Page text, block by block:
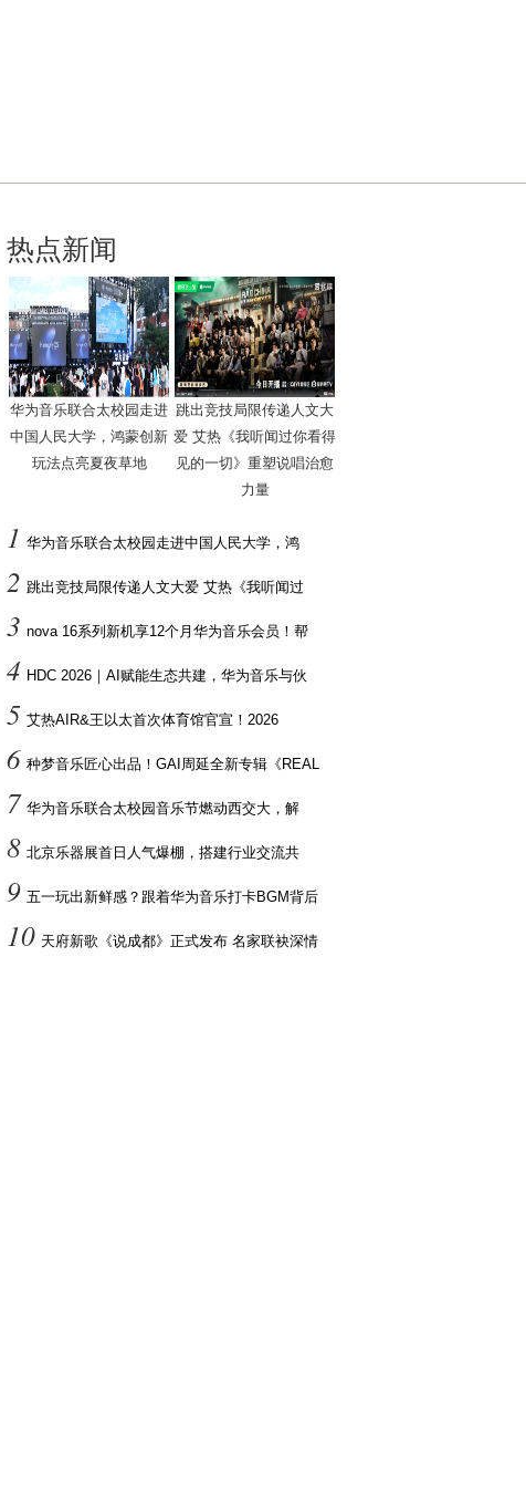
热点新闻
华为音乐联合太校园走进
中国人民大学，鸿蒙创新
玩法点亮夏夜草地
跳出竞技局限传递人文大
爱 艾热《我听闻过你看得
见的一切》重塑说唱治愈
力量
1 华为音乐联合太校园走进中国人民大学，鸿
2 跳出竞技局限传递人文大爱 艾热《我听闻过
3 nova 16系列新机享12个月华为音乐会员！帮
4 HDC 2026｜AI赋能生态共建，华为音乐与伙
5 艾热AIR&王以太首次体育馆官宣！2026
6 种梦音乐匠心出品！GAI周延全新专辑《REAL
7 华为音乐联合太校园音乐节燃动西交大，解
8 北京乐器展首日人气爆棚，搭建行业交流共
9 五一玩出新鲜感？跟着华为音乐打卡BGM背后
10 天府新歌《说成都》正式发布 名家联袂深情